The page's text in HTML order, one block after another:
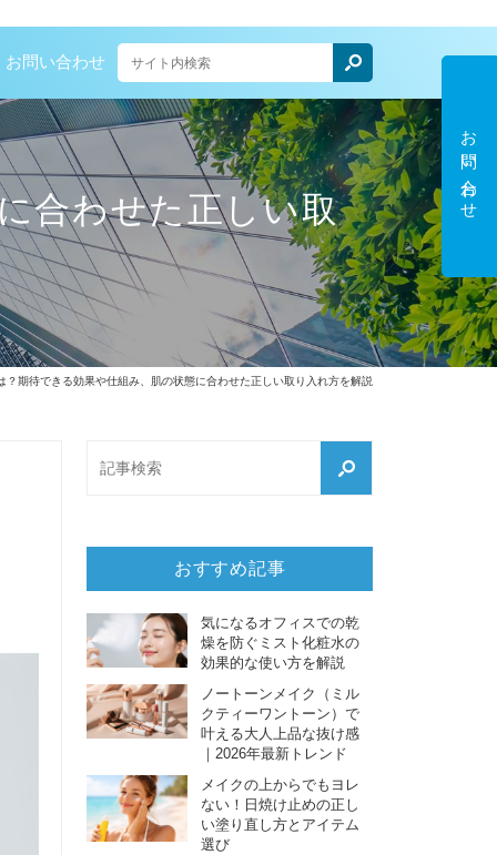
お問い合わせ
お問い合わせ
合わせた正しい取
？期待できる効果や仕組み、肌の状態に合わせた正しい取り入れ方を解説
おすすめ記事
気になるオフィスでの乾
燥を防ぐミスト化粧水の
効果的な使い方を解説
ノートーンメイク（ミル
クティーワントーン）で
叶える大人上品な抜け感
｜2026年最新トレンド
メイクの上からでもヨレ
ない！日焼け止めの正し
い塗り直し方とアイテム
選び